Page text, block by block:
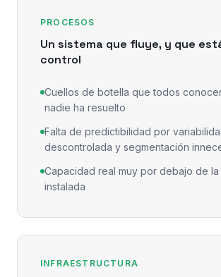
PROCESOS
Un sistema que fluye, y que
control
Cuellos de botella que todos
nadie ha resuelto
Falta de predictibilidad por
descontrolada y segmentación
Capacidad real muy por debajo de
instalada
INFRAESTRUCTURA